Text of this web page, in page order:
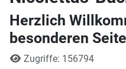
Herzlich
besonderen Seite
DetailsZugriffe: 156794